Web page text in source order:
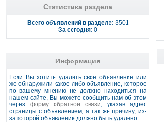
Статистика раздела
Всего объявлений в разделе: 3501
За сегодня: 0
Информация
Если Вы хотите удалить своё объявление или
же обнаружили какое-либо объявление, которое
по вашему мнению не должно находиться на
нашем сайте, Вы можете сообщить нам об этом
через форму обратной связи, указав адрес
страницы с объявлением, а так же причину, из-
за которой объявление должно быть удалено.